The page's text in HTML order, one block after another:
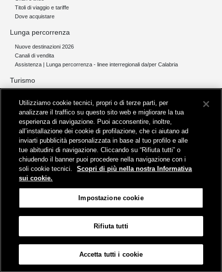
Titoli di viaggio e tariffe
Dove acquistare
Lunga percorrenza
Nuove destinazioni 2026
Canali di vendita
Assistenza | Lunga percorrenza - linee interregionali da/per Calabria
Turismo
Servizi per aeroporti
Servizi di noleggio con conducente
Servizio di navigazione sul Lago Trasimeno
News e comunicati stampa
Comunicati stampa
Busitalia – Sita Nord
, Gruppo FS Italiane, è attiva nei servizi di
trasporto locale in Italia ed all'estero, che gestisce direttamente o
attraverso società controllate.
Viale Fratelli Rosselli, 80 - 50123 Firenze
© Gruppo FS Italiane 2019
Utilizziamo cookie tecnici, propri o di terze parti, per
analizzare il traffico su questo sito web e migliorare la tua
esperienza di navigazione. Puoi acconsentire, inoltre,
all’installazione dei cookie di profilazione, che ci aiutano ad
inviarti pubblicità personalizzata in base al tuo profilo e alle
tue abitudini di navigazione. Cliccando su “Rifiuta tutti” o
chiudendo il banner puoi procedere nella navigazione con i
soli cookie tecnici.
Scopri di più nella nostra Informativa
sui cookie.
Impostazione cookie
Rifiuta tutti
Accetta tutti i cookie